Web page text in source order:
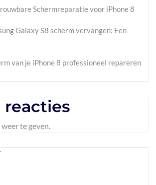
Schermreparatie voor iPhone 8
Galaxy S8 scherm vervangen: Een
van je iPhone 8 professioneel repareren
reacties
te geven.